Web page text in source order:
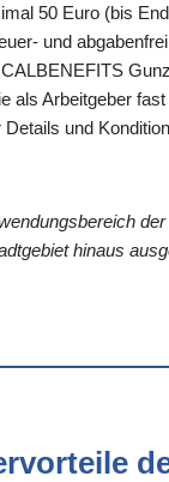
50 Euro (bis
und
als Arbeitgeber
Details und
hinaus